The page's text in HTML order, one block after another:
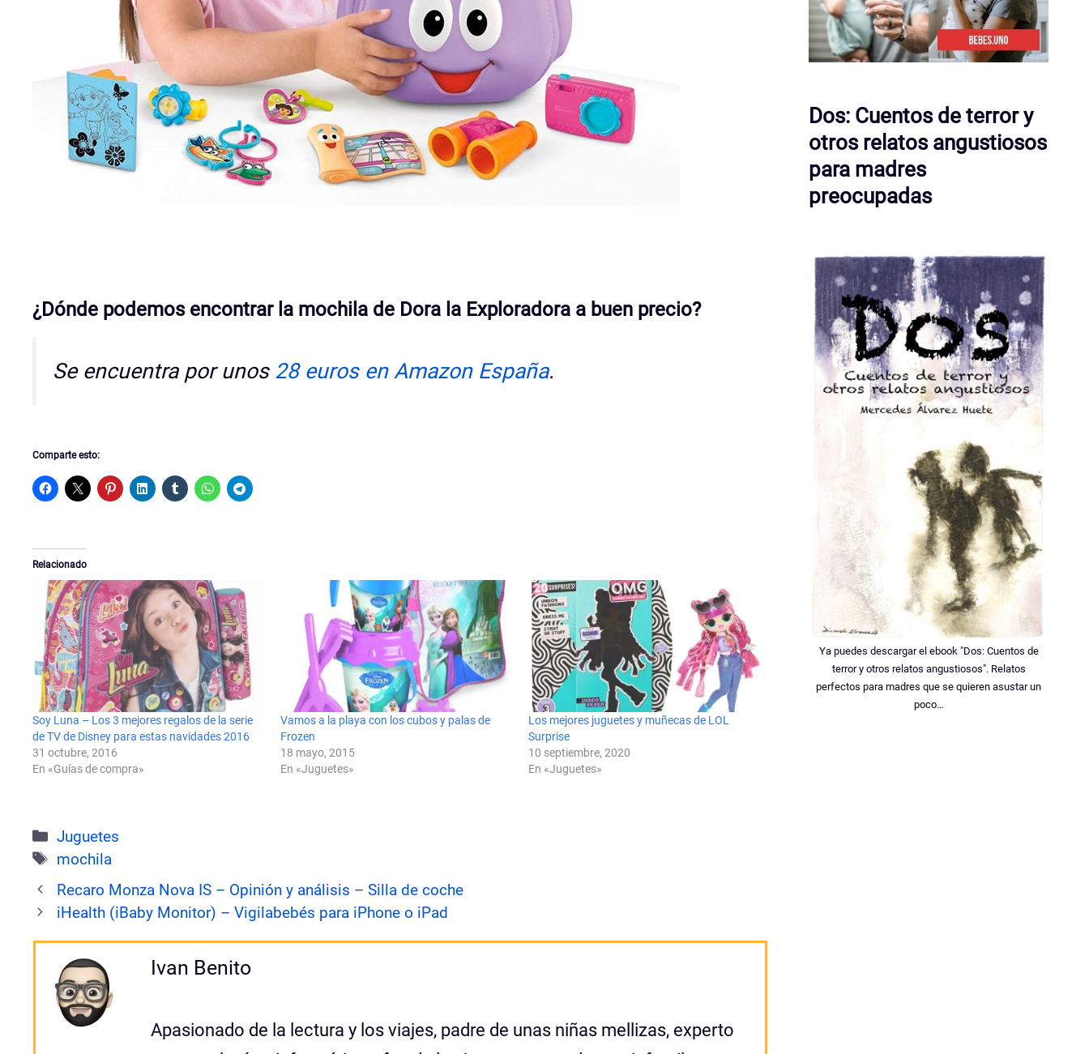
¿Dónde podemos encontrar la mochila de Dora la Exploradora a buen precio?
Se encuentra por unos 28 euros en Amazon España.
Comparte esto:
Relacionado
Soy Luna – Los 3 mejores regalos de la serie
de TV de Disney para estas navidades 2016
31 octubre, 2016
En «Guías de compra»
Vamos a la playa con los cubos y palas de
Frozen
18 mayo, 2015
En «Juguetes»
Los mejores juguetes y muñecas de LOL
Surprise
10 septiembre, 2020
En «Juguetes»
Categorías
Juguetes
Etiquetas
mochila
Recaro Monza Nova IS – Opinión y análisis – Silla de coche
iHealth (iBaby Monitor) – Vigilabebés para iPhone o iPad
Ivan Benito
Apasionado de la lectura y los viajes, padre de unas niñas mellizas, experto
Dos: Cuentos de terror y
otros relatos angustiosos
para madres
preocupadas
Ya puedes descargar el ebook "Dos: Cuentos de
terror y otros relatos angustiosos". Relatos
perfectos para madres que se quieren asustar un
poco…